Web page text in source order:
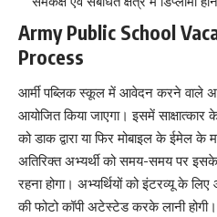
Army Public School
Process
आर्मी पब्लिक स्कूल में आवेदन करने वाले
आयोजित किया जाएगा। इसमें साक्षात्कार
को डाक द्वारा या फिर मोबाइल के ईमेल
अतिरिक्त अभ्यर्थी को समय-समय पर
रहना होगा। अभ्यर्थियों को इंटरव्यू के
की फोटो कॉपी अटेस्टेड करके लानी होगी।